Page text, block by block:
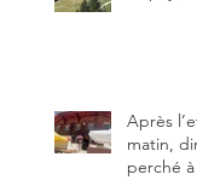
Après
matin,
perché